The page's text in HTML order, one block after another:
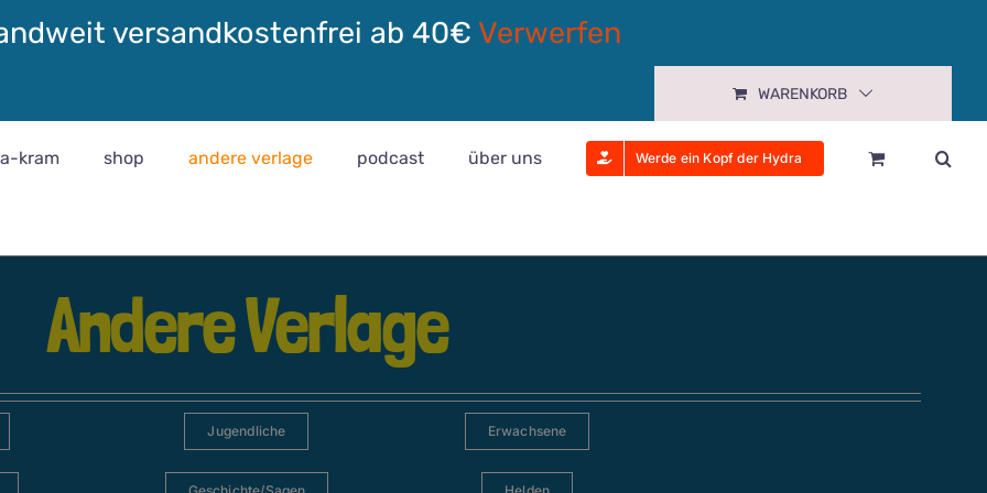
versandkostenfrei ab 40€ Verwerfen
WARENKORB
kram shop andere verlage podcast über uns Werde ein Kopf der Hydra
Andere Verlage
Jugendliche Erwachsene